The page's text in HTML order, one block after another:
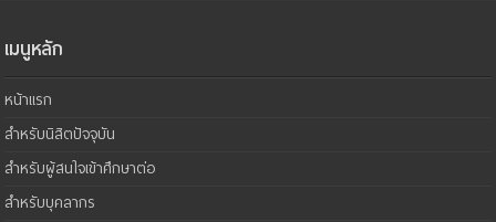
เมนูหลัก
หน้าแรก
สำหรับนิสิตปัจจุบัน
สำหรับผู้สนใจเข้าศึกษาต่อ
สำหรับบุคลากร